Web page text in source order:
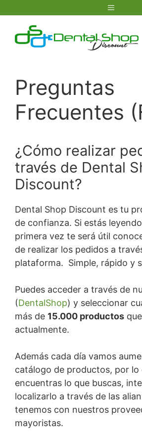
contenido
Menú
Preguntas
Frecuentes
¿Cómo realizar
través de Dental
Discount?
Dental Shop Discount es tu
de confianza. Si estás
primera vez te será útil
de realizar los pedidos a
plataforma. Simple, rápido y
Puedes acceder a través de
(DentalShop) y seleccionar
más de 15.000 productos
actualmente.
Además cada día vamos
catálogo de productos, por lo
encuentras lo que buscas,
localizarlo a través de las
tenemos con nuestros
mayoristas.